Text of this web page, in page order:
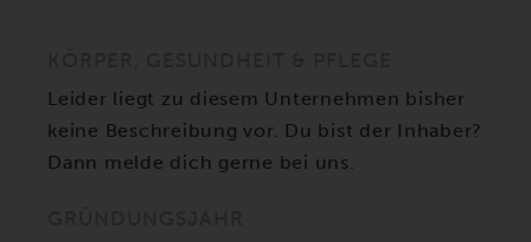
Leider liegt zu diesem Unternehmen bisher
keine Beschreibung vor. Du bist der Inhaber?
Dann melde dich gerne bei uns.